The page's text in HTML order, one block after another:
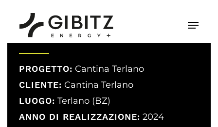
Menu
PROGETTO: Cantina Terlano
CLIENTE: Cantina Terlano
LUOGO: Terlano (BZ)
ANNO DI REALIZZAZIONE: 2024